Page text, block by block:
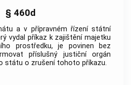
§ 460d
a v přípravném řízení státní
vydal příkaz k zajištění majetku
prostředku, je povinen bez
příslušný justiční orgán
státu o zrušení tohoto příkazu.